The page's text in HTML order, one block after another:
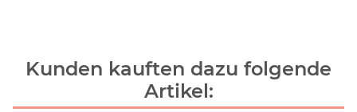
Kunden kauften dazu folgende
Artikel: